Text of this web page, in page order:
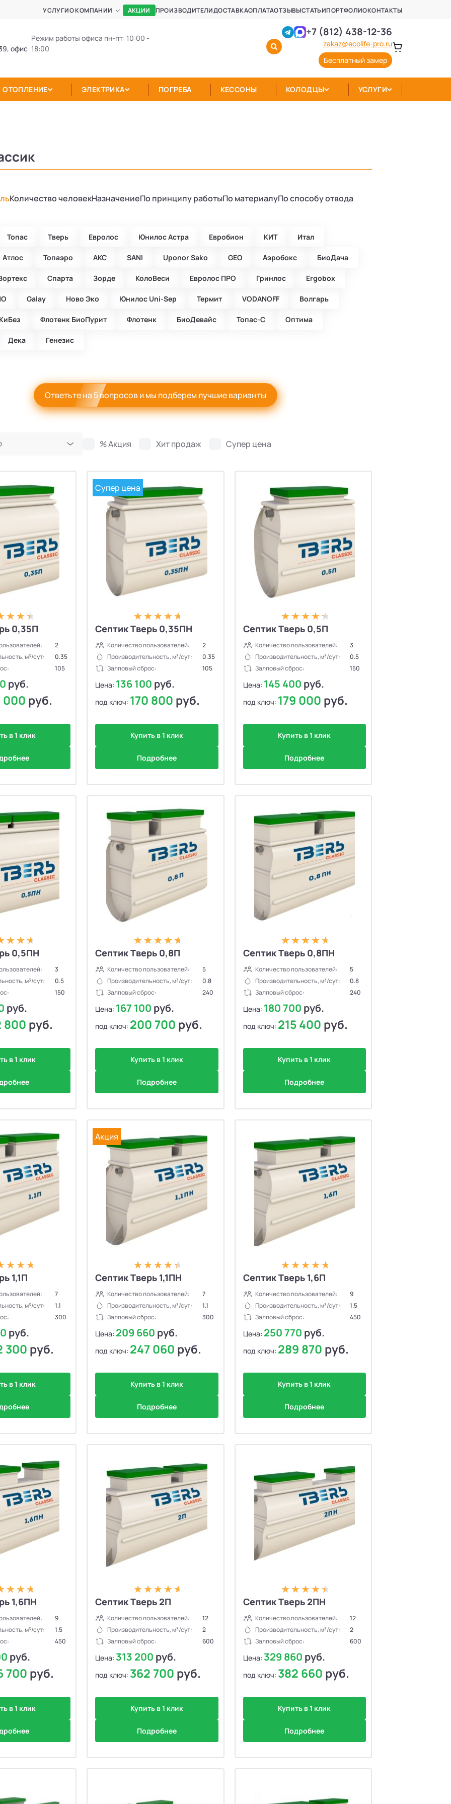
УСЛУГИО КОМПАНИИ АКЦИИ ПРОИЗВОДИТЕЛИДОСТАВКАОПЛАТАОТЗЫВЫСТАТЬИПОРТФОЛИОКОНТАКТЫ
офис
Режим работы офиса пн-пт: 10:00 -
18:00
+7 (812) 438-12-36
zakaz@ecolife-pro.ru
Бесплатный замер
ОТОПЛЕНИЕ ЭЛЕКТРИКА ПОГРЕБА КЕССОНЫ КОЛОДЦЫ УСЛУГИ
Количество человекНазначениеПо принципу работыПо материалуПо способу отвода
Топас Тверь Евролос Юнилос Астра Евробион КИТ Итал
Атлос Топаэро АКС SANI Uponor Sako GEO Аэробокс БиоДача
Спарта Зорде КолоВеси Евролос ПРО Гринлос Ergobox
Galay Ново Эко Юнилос Uni-Sep Термит VODANOFF Волгарь
КиБез Флотенк БиоПурит Флотенк БиоДевaйс Топас-С Оптима
Дека Генезис
Ответьте на 5 вопросов и мы подберем лучшие варианты
% Акция Хит продаж Супер цена
дешёвые
цены
дорогие
↓
↓
0,35П
2
м³/сут:
0.35
105
руб.
000 руб.
в 1 клик
Супер цена
Септик Тверь 0,35ПН
Количество пользователей:
2
Производительность, м³/сут:
0.35
Залповый сброс:
105
Цена: 136 100 руб.
под ключ: 170 800 руб.
Купить в 1 клик
Подробнее
Септик Тверь 0,5П
Количество пользователей:
3
Производительность, м³/сут:
0.5
Залповый сброс:
150
Цена: 145 400 руб.
под ключ: 179 000 руб.
Купить в 1 клик
Подробнее
0,5ПН
3
м³/сут:
0.5
150
руб.
800 руб.
в 1 клик
Септик Тверь 0,8П
Количество пользователей:
5
Производительность, м³/сут:
0.8
Залповый сброс:
240
Цена: 167 100 руб.
под ключ: 200 700 руб.
Купить в 1 клик
Подробнее
Септик Тверь 0,8ПН
Количество пользователей:
5
Производительность, м³/сут:
0.8
Залповый сброс:
240
Цена: 180 700 руб.
под ключ: 215 400 руб.
Купить в 1 клик
Подробнее
1,1П
7
м³/сут:
1.1
300
руб.
300 руб.
в 1 клик
Акция
Септик Тверь 1,1ПН
Количество пользователей:
7
Производительность, м³/сут:
1.1
Залповый сброс:
300
Цена: 209 660 руб.
под ключ: 247 060 руб.
Купить в 1 клик
Подробнее
Септик Тверь 1,6П
Количество пользователей:
9
Производительность, м³/сут:
1.5
Залповый сброс:
450
Цена: 250 770 руб.
под ключ: 289 870 руб.
Купить в 1 клик
Подробнее
1,6ПН
9
м³/сут:
1.5
450
руб.
700 руб.
в 1 клик
Септик Тверь 2П
Количество пользователей:
12
Производительность, м³/сут:
2
Залповый сброс:
600
Цена: 313 200 руб.
под ключ: 362 700 руб.
Купить в 1 клик
Подробнее
Септик Тверь 2ПН
Количество пользователей:
12
Производительность, м³/сут:
2
Залповый сброс:
600
Цена: 329 860 руб.
под ключ: 382 660 руб.
Купить в 1 клик
Подробнее